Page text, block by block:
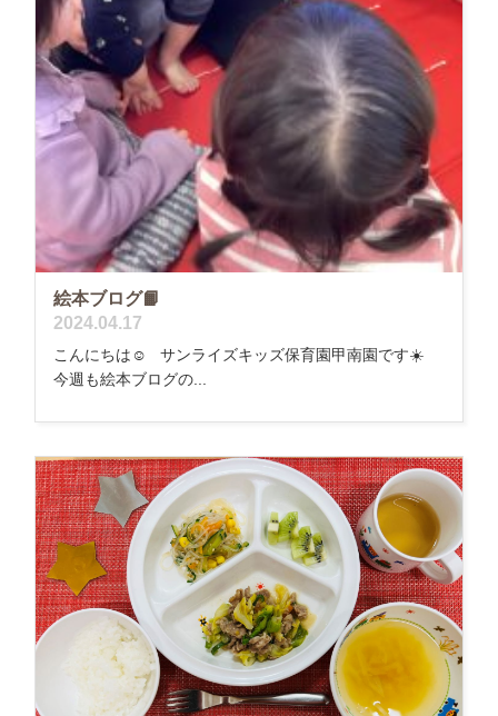
絵本ブログ📙
2024.04.17
こんにちは☺️ サンライズキッズ保育園甲南園です☀️
今週も絵本ブログの...